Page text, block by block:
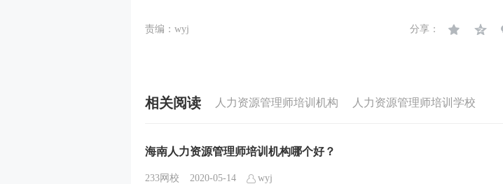
责编：wyj 分享：
相关阅读 人力资源管理师培训机构 人力资源管理师培训学校
海南人力资源管理师培训机构哪个好？
233网校 2020-05-14 wyj